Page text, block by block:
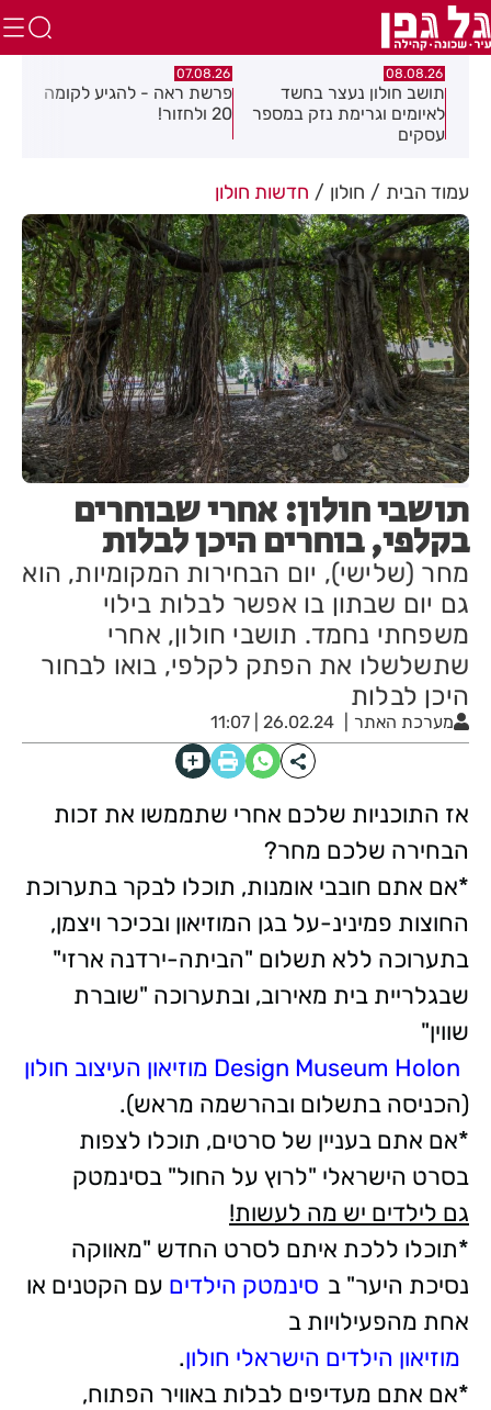
07.08.26
פרשת ראה - להגיע לקומה
20 ולחזור!
07.08.26
פצוע בהתהפכות רכב
בכניסה לאזור התעשייה
עמוד הבית חולון חדשות חולון
תושבי חולון: אחרי שבוחרים
בקלפי, בוחרים היכן לבלות
מחר (שלישי), יום הבחירות המקומיות, הוא
גם יום שבתון בו אפשר לבלות בילוי
משפחתי נחמד. תושבי חולון, אחרי
שתשלשלו את הפתק לקלפי, בואו לבחור
היכן לבלות
מערכת האתר 26.02.24 | 11:07
אז התוכניות שלכם אחרי שתממשו את זכות
הבחירה שלכם מחר?
*אם אתם חובבי אומנות, תוכלו לבקר בתערוכת
החוצות פמינינ-על בגן המוזיאון ובכיכר ויצמן,
בתערוכה ללא תשלום "הביתה-ירדנה ארזי"
שבגלריית בית מאירוב, ובתערוכה "שוברת
שווין"
Design Museum Holon מוזיאון העיצוב חולון
(הכניסה בתשלום ובהרשמה מראש).
*אם אתם בעניין של סרטים, תוכלו לצפות
בסרט הישראלי "לרוץ על החול" בסינמטק
גם לילדים יש מה לעשות!
*תוכלו ללכת איתם לסרט החדש "מאווקה
נסיכת היער" ב סינמטק הילדים עם הקטנים או
אחת מהפעילויות ב
מוזיאון הילדים הישראלי חולון.
*אם אתם מעדיפים לבלות באוויר הפתוח,